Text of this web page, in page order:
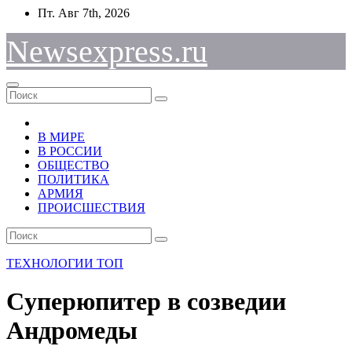
Перейти
содержимому
Пт. Авг 7th, 2026
Newsexpress.ru
В МИРЕ
В РОССИИ
ОБЩЕСТВО
ПОЛИТИКА
АРМИЯ
ПРОИСШЕСТВИЯ
ТЕХНОЛОГИИ ТОП
Cуперюпитер в созведии
Андромеды